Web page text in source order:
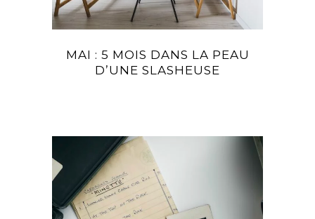
MAI : 5 MOIS DANS LA PEAU
D’UNE SLASHEUSE